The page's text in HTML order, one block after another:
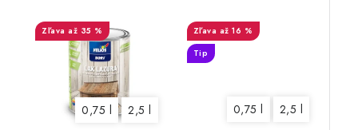
až 35 %
0,75 l 2,5 l
až 16 %
Tip
0,75 l 2,5 l